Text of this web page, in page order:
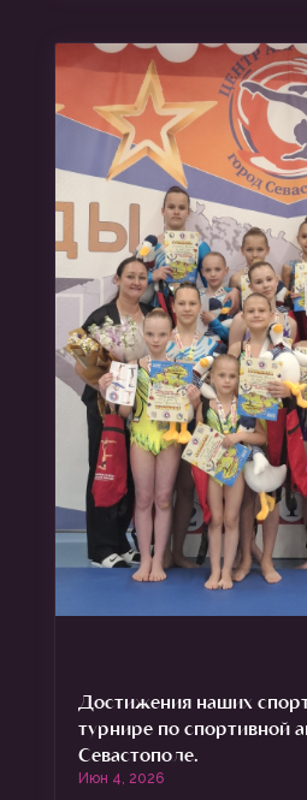
Достижения наших
турнире по спортивной
Севастополе.
Июн 4, 2026